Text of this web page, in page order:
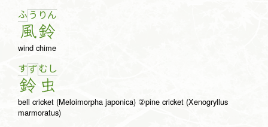
ふ う
風
り ん
鈴
wind chime
すず
鈴
む し
虫
bell cricket (Meloimorpha japonica) ②pine cricket (Xenogryllus
marmoratus)